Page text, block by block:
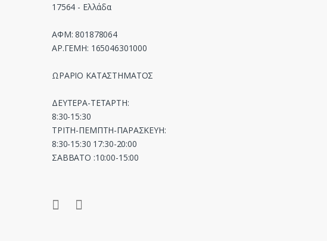
17564 - Ελλάδα
ΑΦΜ: 801878064
ΑΡ.ΓΕΜΗ: 165046301000
ΩΡΑΡΙΟ ΚΑΤΑΣΤΗΜΑΤΟΣ
ΔΕΥΤΕΡΑ-ΤΕΤΑΡΤΗ:
8:30-15:30
ΤΡΙΤΗ-ΠΕΜΠΤΗ-ΠΑΡΑΣΚΕΥΗ:
8:30-15:30 17:30-20:00
ΣΑΒΒΑΤΟ :10:00-15:00